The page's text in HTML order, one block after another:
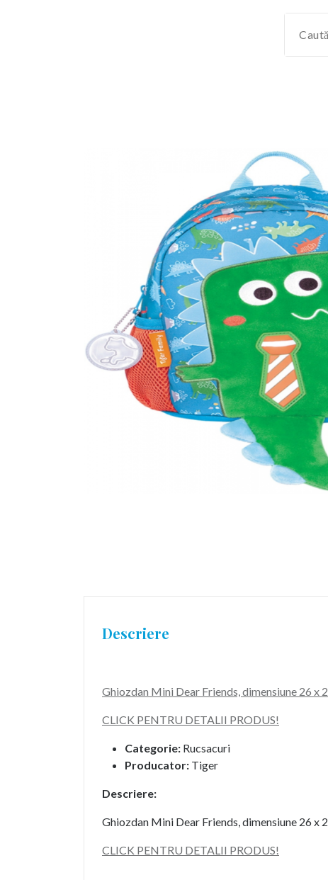
Descriere
Ghiozdan Mini Dear Friends, dimensiune 26 x
CLICK PENTRU DETALII PRODUS!
Categorie: Rucsacuri
Producator: Tiger
Descriere:
Ghiozdan Mini Dear Friends, dimensiune 26 x
CLICK PENTRU DETALII PRODUS!